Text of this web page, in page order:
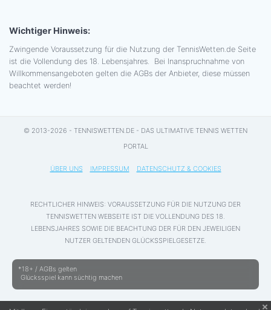
Wichtiger Hinweis:
Zwingende Voraussetzung für die Nutzung der TennisWetten.de Seite
ist die Vollendung des 18. Lebensjahres. Bei Inanspruchnahme von
Willkommensangeboten gelten die AGBs der Anbieter, diese müssen
beachtet werden!
*18+ / AGBs gelten
Glücksspiel kann süchtig machen
© 2013-2026 - TENNISWETTEN.DE - DAS ULTIMATIVE TENNIS WETTEN
PORTAL
ÜBER UNS IMPRESSUM DATENSCHUTZ & COOKIES
RECHTLICHER HINWEIS: VORAUSSETZUNG FÜR DIE NUTZUNG DER
TENNISWETTEN WEBSEITE IST DIE VOLLENDUNG DES 18.
LEBENSJAHRES SOWIE DIE BEACHTUNG DER FÜR DEN JEWEILIGEN
NUTZER GELTENDEN GLÜCKSSPIELGESETZE.